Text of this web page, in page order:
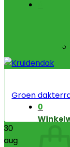
0
Groen
30
aug